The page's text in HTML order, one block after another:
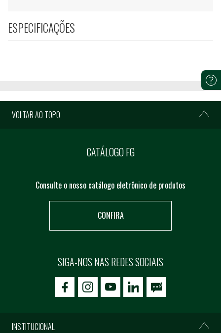
ESPECIFICAÇÕES
VOLTAR AO TOPO
CATÁLOGO FG
Consulte o nosso catálogo eletrônico de produtos
CONFIRA
SIGA-NOS NAS REDES SOCIAIS
icon-facebookicon-social02icon-social03
INSTITUCIONAL